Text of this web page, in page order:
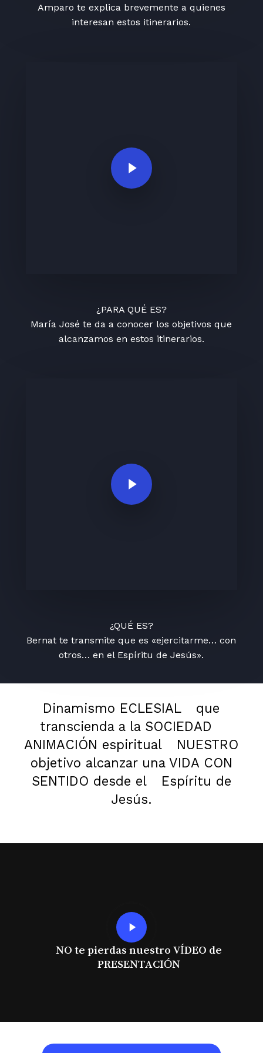
Amparo te explica brevemente a quienes
interesan estos itinerarios.
Play Video
¿PARA QUÉ ES?
María José te da a conocer los objetivos que
alcanzamos en estos itinerarios.
Play Video
¿QUÉ ES?
Bernat te transmite que es «ejercitarme… con
otros… en el Espíritu de Jesús».
Dinamismo ECLESIAL
que
transcienda a la SOCIEDAD
ANIMACIÓN espiritual
NUESTRO
objetivo alcanzar una VIDA CON
SENTIDO desde el
Espíritu de
Jesús.
Play
Video
NO te pierdas nuestro VÍDEO de
PRESENTACIÓN